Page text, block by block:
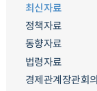
최신자료
정책자료
동향자료
법령자료
경제관계장관회의